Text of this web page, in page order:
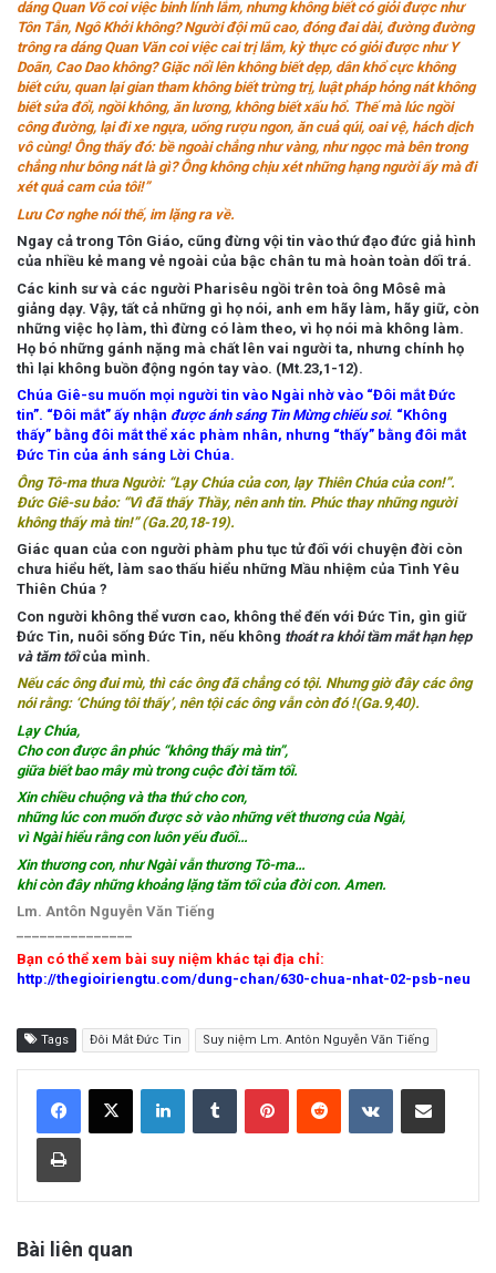
dáng Quan Võ coi việc binh lính lắm, nhưng không biết có giỏi được như
Tôn Tẫn, Ngô Khởi không? Người đội mũ cao, đóng đai dài, đường đường
trông ra dáng Quan Văn coi việc cai trị lắm, kỳ thực có giỏi được như Y
Doãn, Cao Dao không? Giặc nổi lên không biết dẹp, dân khổ cực không
biết cứu, quan lại gian tham không biết trừng trị, luật pháp hỏng nát không
biết sửa đổi, ngồi không, ăn lương, không biết xấu hổ. Thế mà lúc ngồi
công đường, lại đi xe ngựa, uống rượu ngon, ăn cuả qúi, oai vệ, hách dịch
vô cùng! Ông thấy đó: bề ngoài chẳng như vàng, như ngọc mà bên trong
chẳng như bông nát là gì? Ông không chịu xét những hạng người ấy mà đi
xét quả cam của tôi!”
Lưu Cơ nghe nói thế, im lặng ra về.
Ngay cả trong Tôn Giáo, cũng đừng vội tin vào thứ đạo đức giả hình
của nhiều kẻ mang vẻ ngoài của bậc chân tu mà hoàn toàn dối trá.
Các kinh sư và các người Pharisêu ngồi trên toà ông Môsê mà
giảng dạy. Vậy, tất cả những gì họ nói, anh em hãy làm, hãy giữ, còn
những việc họ làm, thì đừng có làm theo, vì họ nói mà không làm.
Họ bó những gánh nặng mà chất lên vai người ta, nhưng chính họ
thì lại không buồn động ngón tay vào. (Mt.23,1-12).
Chúa Giê-su muốn mọi người tin vào Ngài nhờ vào “Đôi mắt Đức
tin”. “Đôi mắt” ấy nhận được ánh sáng Tin Mừng chiếu soi. “Không
thấy” bằng đôi mắt thể xác phàm nhân, nhưng “thấy” bằng đôi mắt
Đức Tin của ánh sáng Lời Chúa.
Ông Tô-ma thưa Người: “Lạy Chúa của con, lạy Thiên Chúa của con!”.
Đức Giê-su bảo: “Vì đã thấy Thầy, nên anh tin. Phúc thay những người
không thấy mà tin!” (Ga.20,18-19).
Giác quan của con người phàm phu tục tử đối với chuyện đời còn
chưa hiểu hết, làm sao thấu hiểu những Mầu nhiệm của Tình Yêu
Thiên Chúa ?
Con người không thể vươn cao, không thể đến với Đức Tin, gìn giữ
Đức Tin, nuôi sống Đức Tin, nếu không thoát ra khỏi tầm mắt hạn hẹp
và tăm tốicủa mình.
Nếu các ông đui mù, thì các ông đã chẳng có tội. Nhưng giờ đây các ông
nói rằng: ‘Chúng tôi thấy’, nên tội các ông vẫn còn đó !(Ga.9,40).
Lạy Chúa,
Cho con được ân phúc “không thấy mà tin”,
giữa biết bao mây mù trong cuộc đời tăm tối.
Xin chiều chuộng và tha thứ cho con,
những lúc con muốn được sờ vào những vết thương của Ngài,
vì Ngài hiểu rằng con luôn yếu đuối…
Xin thương con, như Ngài vẫn thương Tô-ma…
khi còn đây những khoảng lặng tăm tối của đời con. Amen.
Lm. Antôn Nguyễn Văn Tiếng
Bạn có thể xem bài suy niệm khác tại địa chỉ:
http://thegioiriengtu.com/dung-chan/630-chua-nhat-02-psb-neu
Tags Đôi Mắt Đức Tin Suy niệm Lm. Antôn Nguyễn Văn Tiếng
Bài liên quan